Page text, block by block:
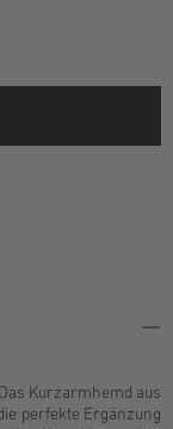
Kurzarmhemd aus
perfekte Ergänzung